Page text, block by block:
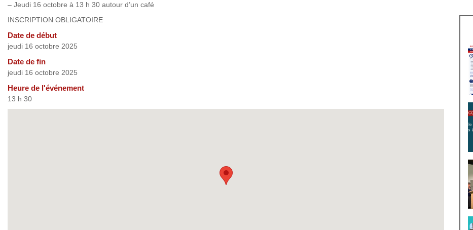
– Jeudi 16 octobre à 13 h 30 autour d’un café
INSCRIPTION OBLIGATOIRE
Date de début
jeudi 16 octobre 2025
Date de fin
jeudi 16 octobre 2025
Heure de l'événement
13 h 30